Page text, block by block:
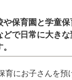
保育園と学童保
どで日常に大き
育にお子さんを預